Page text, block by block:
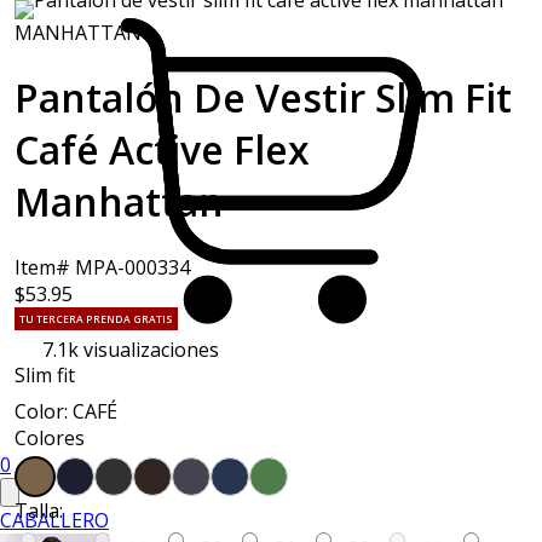
0
CABALLERO
MANHATTAN
Pantalón De Vestir Slim Fit
Café Active Flex
Manhattan
Item# MPA-000334
$53.95
TU TERCERA PRENDA GRATIS
7.1kvisualizaciones
Slim fit
Color: CAFÉ
Colores
Talla: